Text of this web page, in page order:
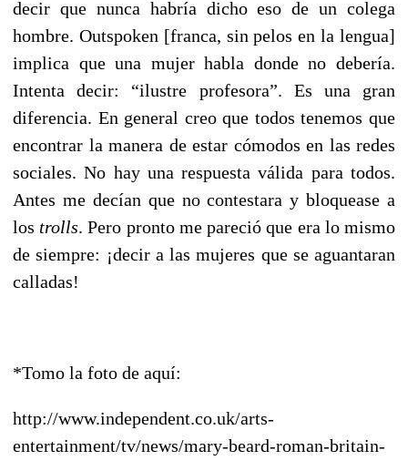
decir que nunca habría dicho eso de un colega
hombre. Outspoken [franca, sin pelos en la lengua]
implica que una mujer habla donde no debería.
Intenta decir: “ilustre profesora”. Es una gran
diferencia. En general creo que todos tenemos que
encontrar la manera de estar cómodos en las redes
sociales. No hay una respuesta válida para todos.
Antes me decían que no contestara y bloquease a
los trolls. Pero pronto me pareció que era lo mismo
de siempre: ¡decir a las mujeres que se aguantaran
calladas!
*Tomo la foto de aquí:
http://www.independent.co.uk/arts-
entertainment/tv/news/mary-beard-roman-britain-